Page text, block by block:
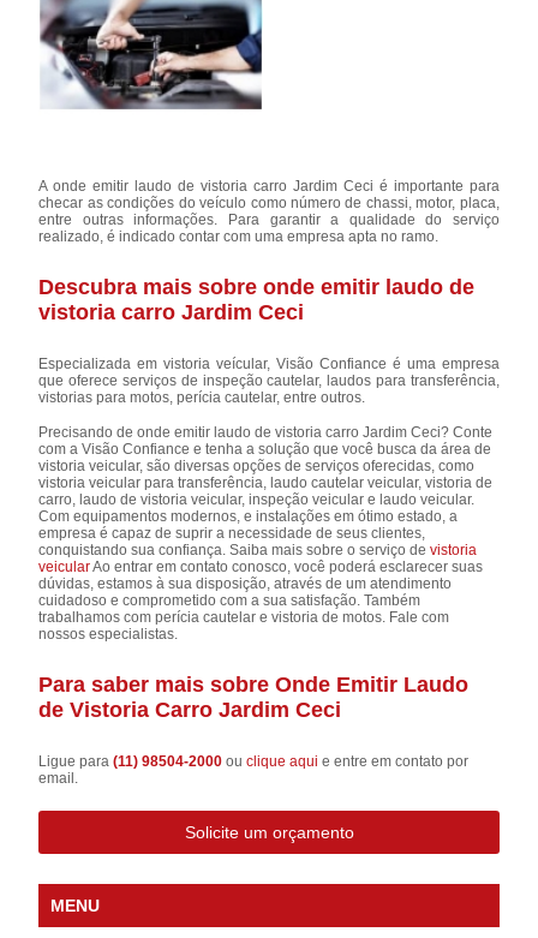
A onde emitir laudo de vistoria carro Jardim Ceci é importante para
checar as condições do veículo como número de chassi, motor, placa,
entre outras informações. Para garantir a qualidade do serviço
realizado, é indicado contar com uma empresa apta no ramo.
Descubra mais sobre onde emitir laudo de
vistoria carro Jardim Ceci
Especializada em vistoria veícular, Visão Confiance é uma empresa
que oferece serviços de inspeção cautelar, laudos para transferência,
vistorias para motos, perícia cautelar, entre outros.
Precisando de onde emitir laudo de vistoria carro Jardim Ceci? Conte
com a Visão Confiance e tenha a solução que você busca da área de
vistoria veicular, são diversas opções de serviços oferecidas, como
vistoria veicular para transferência, laudo cautelar veicular, vistoria de
carro, laudo de vistoria veicular, inspeção veicular e laudo veicular.
Com equipamentos modernos, e instalações em ótimo estado, a
empresa é capaz de suprir a necessidade de seus clientes,
conquistando sua confiança. Saiba mais sobre o serviço devistoria
veicularAo entrar em contato conosco, você poderá esclarecer suas
dúvidas, estamos à sua disposição, através de um atendimento
cuidadoso e comprometido com a sua satisfação. Também
trabalhamos com perícia cautelar e vistoria de motos. Fale com
nossos especialistas.
Para saber mais sobre Onde Emitir Laudo
de Vistoria Carro Jardim Ceci
Ligue para(11) 98504-2000ouclique aqui e entre em contato por
email.
Solicite um orçamento
MENU